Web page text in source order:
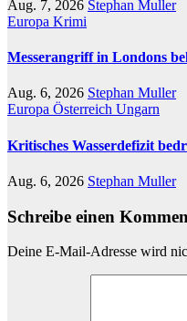
Aug. 7, 2026 Stephan Muller
Europa Krimi
Messerangriff in Londons
Aug. 6, 2026 Stephan Muller
Europa Österreich Ungarn
Kritisches Wasserdefizit
Aug. 6, 2026 Stephan Muller
Schreibe einen
Deine E-Mail-Adresse wird